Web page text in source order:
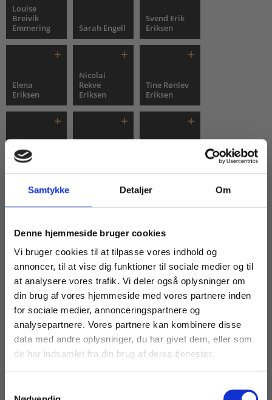
Samtykke Detaljer Om
Denne hjemmeside bruger cookies
Vi bruger cookies til at tilpasse vores indhold og
annoncer, til at vise dig funktioner til sociale medier og til
at analysere vores trafik. Vi deler også oplysninger om
din brug af vores hjemmeside med vores partnere inden
for sociale medier, annonceringspartnere og
analysepartnere. Vores partnere kan kombinere disse
data med andre oplysninger, du har givet dem, eller som
de har indsamlet fra din brug af deres tjenester.
Louise
Breivik
Emmering
Sarah Engell
Svend Erik
Eriksen
Elena
Eriksen
Nicolai
Rekve
Eriksen
Tine Rønlev
Eriksen
Malene
Erkmann
Ewald
Faarup
Faseth
Cordes
Feibert
Dan Feld-
Jakobsen
Christian
Fentz
Susana
Silvia
Mathilde
Johannes
Køb læremidler og find masterclasses mm.
Fortsæt som:
For privatkunder og
studerende. Du får
vist priser inkl.
For institutioner og
virksomheder. Du
får vist priser ekskl.